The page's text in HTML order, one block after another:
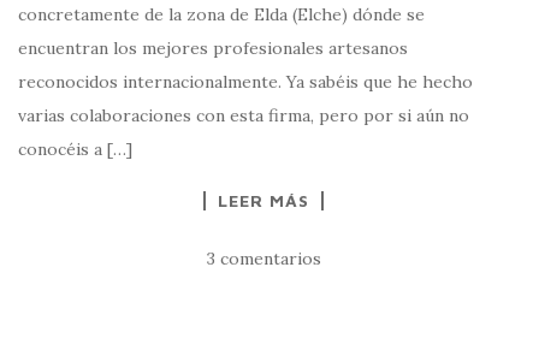
concretamente de la zona de Elda (Elche) dónde se
encuentran los mejores profesionales artesanos
reconocidos internacionalmente. Ya sabéis que he hecho
varias colaboraciones con esta firma, pero por si aún no
conocéis a […]
LEER MÁS
3 comentarios